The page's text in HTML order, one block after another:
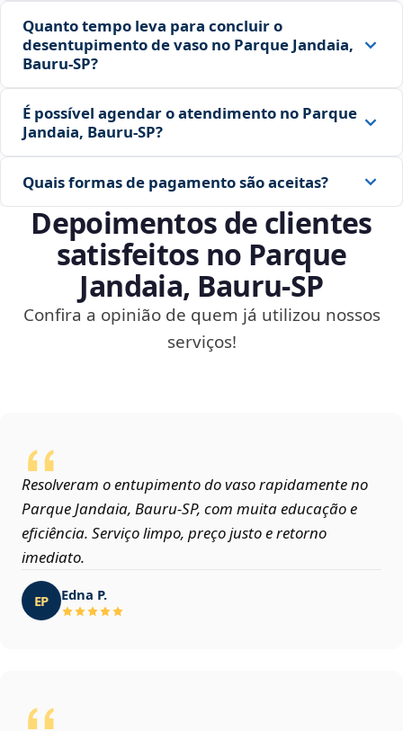
Quanto tempo leva para concluir o
desentupimento de vaso no Parque Jandaia,
Bauru‑SP?
É possível agendar o atendimento no Parque
Jandaia, Bauru‑SP?
Quais formas de pagamento são aceitas?
Depoimentos de clientes
satisfeitos no Parque
Jandaia, Bauru‑SP
Confira a opinião de quem já utilizou nossos
serviços!
Resolveram o entupimento do vaso rapidamente no
Parque Jandaia, Bauru‑SP, com muita educação e
eficiência. Serviço limpo, preço justo e retorno
imediato.
EP Edna P.